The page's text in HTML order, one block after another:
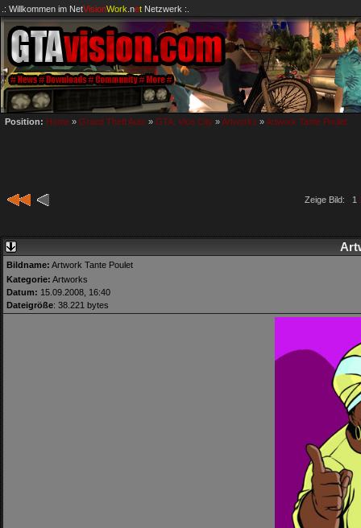
.: Willkommen im NetVisionWork .netNetzwerk :.
Position: Home » Grand Theft Auto » GTA: Vice City »Artworks »Artwork Tante Poulet
Zeige Bild: 1
Bildname: Artwork Tante Poulet
Kategorie: Artworks
Datum: 15.09.2008, 16:40
Dateigröße: 38.221 bytes